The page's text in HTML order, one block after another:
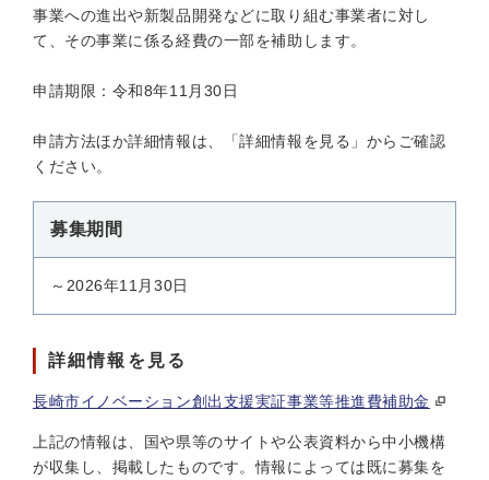
事業への進出や新製品開発などに取り組む事業者に対し
て、その事業に係る経費の一部を補助します。
申請期限：令和8年11月30日
申請方法ほか詳細情報は、「詳細情報を見る」からご確認
ください。
募集期間
～2026年11月30日
詳細情報を見る
長崎市イノベーション創出支援実証事業等推進費補助金
上記の情報は、国や県等のサイトや公表資料から中小機構
が収集し、掲載したものです。情報によっては既に募集を